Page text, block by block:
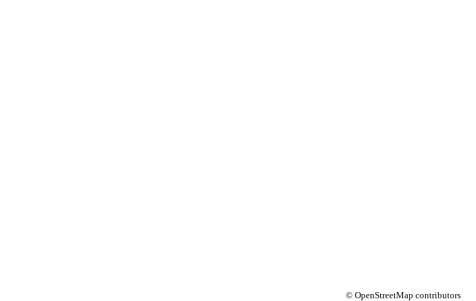
© OpenStreetMap contributors